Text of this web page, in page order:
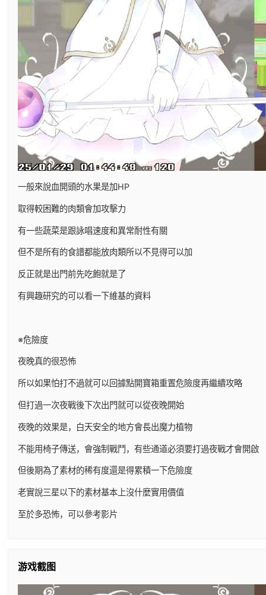
一般來說血開頭的水果是加HP
取得較困難的肉類會加攻擊力
有一些蔬菜是跟詠唱速度和異常耐性有關
但不是所有的食譜都能放肉類所以不見得可以加
反正就是出門前先吃飽就是了
有興趣研究的可以看一下維基的資料
※危險度
夜晚真的很恐怖
所以如果怕打不過就可以回據點開寶箱重置危險度再繼續攻略
但打過一次夜戰後下次出門就可以從夜晚開始
夜晚的效果是，白天安全的地方會長出魔力植物
不能用椅子傳送，會強制戰鬥，有些通道必須要打過夜戰才會開啟
但後期為了素材的稀有度還是得累積一下危險度
老實說三星以下的素材基本上沒什麼實用價值
至於多恐怖，可以參考影片
游戏截图